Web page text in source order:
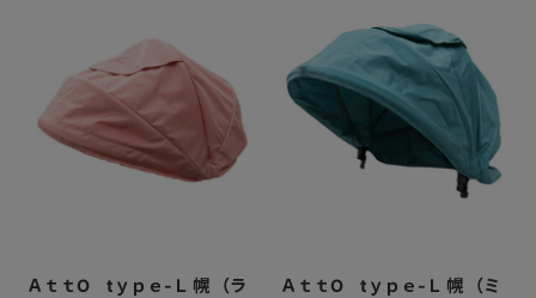
ＡｔｔO tｙｐｅ-Ｌ 幌 （ラ
ＡｔｔO tｙｐｅ-Ｌ 幌 （ミ